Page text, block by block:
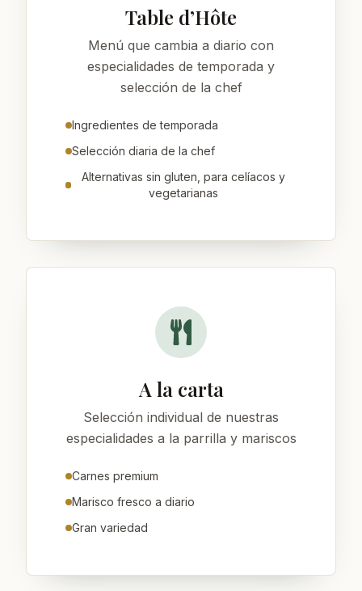
Table d’Hôte
Menú que cambia a diario con
especialidades de temporada y
selección de la chef
Ingredientes de temporada
Selección diaria de la chef
Alternativas sin gluten, para celíacos y
vegetarianas
A la carta
Selección individual de nuestras
especialidades a la parrilla y mariscos
Carnes premium
Marisco fresco a diario
Gran variedad